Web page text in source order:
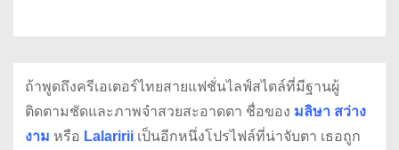
ถ้าพูดถึงครีเอเตอร์ไทยสายแฟชั่นไลฟ์สไตล์ที่มีฐานผู้
ติดตามชัดและภาพจำสวยสะอาดตา ชื่อของ มลิษา สว่าง
งาม หรือ Lalaririiเป็นอีกหนึ่งโปรไฟล์ที่น่าจับตา เธอถูก